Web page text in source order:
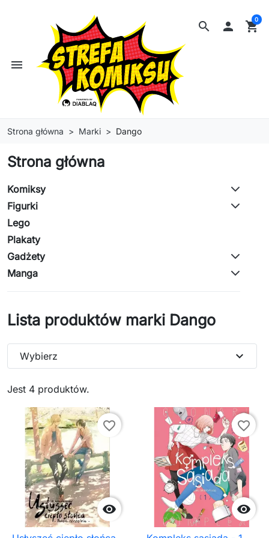
search
menu
 shopping_cart
0
Strona główna Marki Dango
Strona główna
Komiksy
Figurki
Lego
Plakaty
Gadżety
Manga
Lista produktów marki Dango
Jest 4 produktów.
Wybierz expand_more

favorite_border

favorite_border